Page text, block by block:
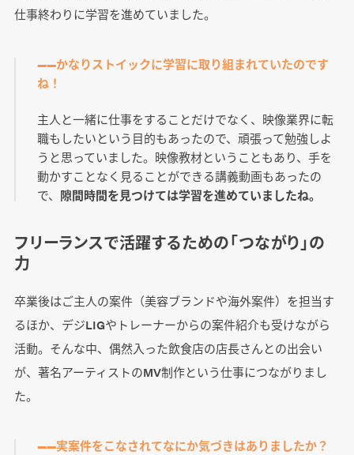
仕事終わりに学習を進めていました。
――かなりストイックに学習に取り組まれていたのです
ね！
主人と一緒に仕事をすることだけでなく、映像業界に転
職もしたいという目的もあったので、頑張って勉強しよ
うと思っていました。映像教材ということもあり、手を
動かすことなく見ることができる講義動画もあったの
で、 隙間時間を見つけては学習を進めていましたね。
フリーランスで活躍するための「つながり」の
力
卒業後はご主人の案件（美容ブランドや海外案件）を担当す
るほか、デジLIGやトレーナーからの案件紹介も受けながら
活動。そんな中、偶然入った飲食店の店長さんとの出会い
が、著名アーティストのMV制作という仕事につながりまし
た。
――実案件をこなされてなにか気づきはありましたか？